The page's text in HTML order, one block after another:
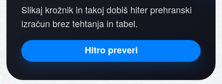
Slikaj krožnik in takoj dobiš hiter prehranski
izračun brez tehtanja in tabel.
Hitro preveri